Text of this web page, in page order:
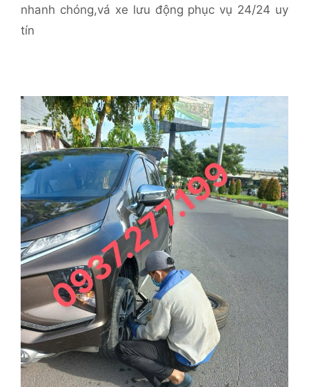
nhanh chóng,vá xe lưu động phục vụ 24/24 uy
tín